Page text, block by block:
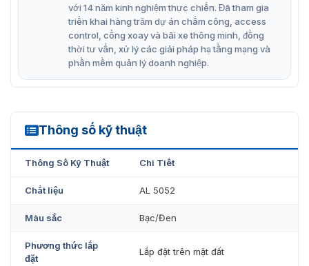
với 14 năm kinh nghiệm thực chiến. Đã tham gia
triển khai hàng trăm dự án chấm công, access
control, cổng xoay và bãi xe thông minh, đồng
thời tư vấn, xử lý các giải pháp hạ tầng mạng và
phần mềm quản lý doanh nghiệp.
Thông số kỹ thuật
VTM51R2
Thông Số Kỹ Thuật Chi Tiết
Chất liệu AL 5052
Màu sắc Bạc/Đen
Phương thức lắp
đặt
Lắp đặt trên mặt đất